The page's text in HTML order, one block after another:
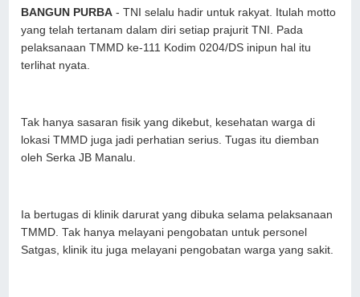
BANGUN PURBA - TNI selalu hadir untuk rakyat. Itulah motto
yang telah tertanam dalam diri setiap prajurit TNI. Pada
pelaksanaan TMMD ke-111 Kodim 0204/DS inipun hal itu
terlihat nyata.
Tak hanya sasaran fisik yang dikebut, kesehatan warga di
lokasi TMMD juga jadi perhatian serius. Tugas itu diemban
oleh Serka JB Manalu.
Ia bertugas di klinik darurat yang dibuka selama pelaksanaan
TMMD. Tak hanya melayani pengobatan untuk personel
Satgas, klinik itu juga melayani pengobatan warga yang sakit.